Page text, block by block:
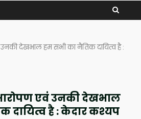
उनकी देखभाल हम सभी का नैतिक दायित्व है :
एवं उनकी देखभाल
दायित्व है : केदार कश्यप